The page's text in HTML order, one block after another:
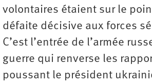
volontaires étaient sur le
défaite décisive aux forces
C’est l’entrée de l’armée
guerre qui renverse les
poussant le président